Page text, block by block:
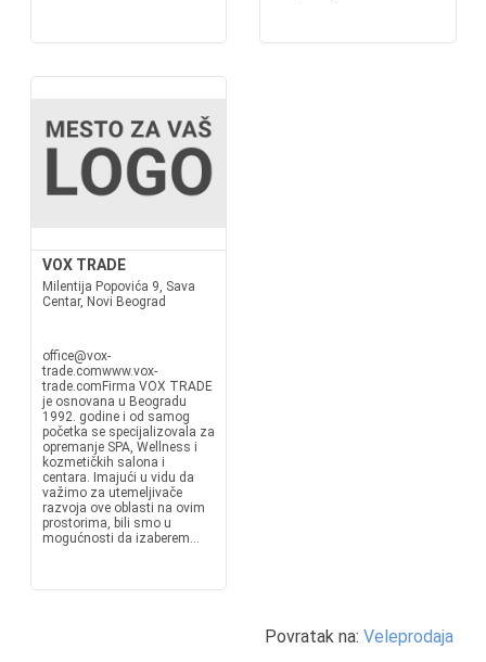
VOX TRADE
Milentija Popovića 9, Sava
Centar, Novi Beograd
office@vox-
trade.comwww.vox-
trade.comFirma VOX TRADE
je osnovana u Beogradu
1992. godine i od samog
početka se specijalizovala za
opremanje SPA, Wellness i
kozmetičkih salona i
centara. Imajući u vidu da
važimo za utemeljivače
razvoja ove oblasti na ovim
prostorima, bili smo u
mogućnosti da izaberem...
Povratak na: Veleprodaja